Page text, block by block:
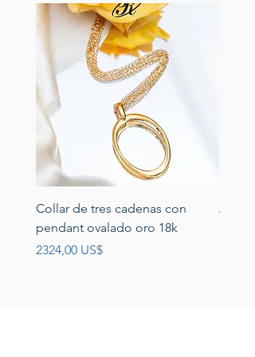
Collar de tres cadenas con
pendant ovalado oro 18k
Precio
2324,00 US$